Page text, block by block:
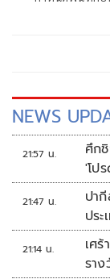
NEWS
21:57 น.
ศึก
'โป
21:47 น.
ปา
ปร
21:14 น.
เศ
ราง